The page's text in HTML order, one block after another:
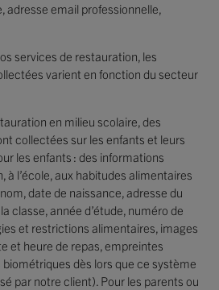
adresse email professionnelle,
services de restauration, les
varient en fonction du secteur
en milieu scolaire, des
collectées sur les enfants et leurs
les enfants : des informations
à l’école, aux habitudes alimentaires
date de naissance, adresse du
classe, année d’étude, numéro de
et restrictions alimentaires, images
et heure de repas, empreintes
dès lors que ce système
par notre client). Pour les parents ou